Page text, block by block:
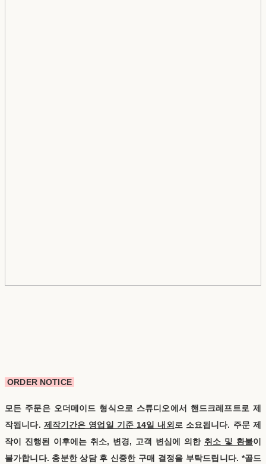
ORDER NOTICE
모든 주문은 오더메이드 형식으로 스튜디오에서 핸드크레프트로 제
작됩니다. 제작기간은 영업일 기준 14일 내외 로 소요됩니다. 주문 제
작이 진행된 이후에는 취소, 변경, 고객 변심에 의한 취소 및 환불이
불가합니다. 충분한 상담 후 신중한 구매 결정을 부탁드립니다. *골드